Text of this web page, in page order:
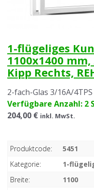
1-flügeliges
1100x1400
Kipp Rechts,
2-fach-Glas 3/16A/4TPS
Verfügbare Anzahl: 2
204,00 € inkl. MwSt.
Produktcode:
5451
Kategorie:
1-
Breite:
1100